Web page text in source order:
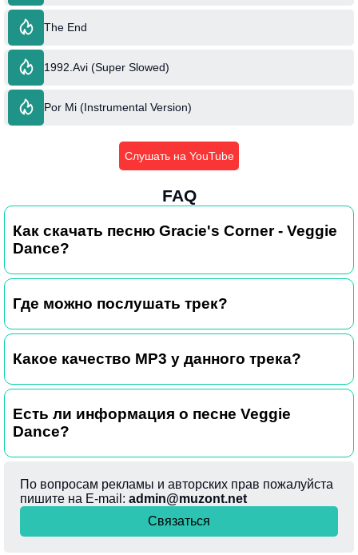
The End
1992.Avi (Super Slowed)
Por Mi (Instrumental Version)
Слушать на YouTube
FAQ
Как скачать песню Gracie's Corner - Veggie
Dance?
Где можно послушать трек?
Какое качество MP3 у данного трека?
Есть ли информация о песне Veggie
Dance?
По вопросам рекламы и авторских прав пожалуйста
пишите на E-mail: admin@muzont.net
Связаться